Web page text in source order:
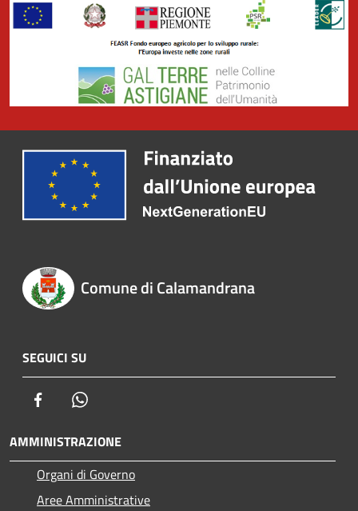
Comune di Calamandrana
SEGUICI SU
Facebook
AMMINISTRAZIONE
Organi di Governo
Aree Amministrative